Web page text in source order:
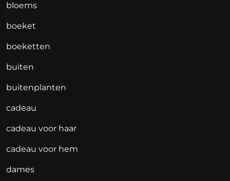
bloems
boeket
boeketten
buiten
buitenplanten
cadeau
cadeau voor haar
cadeau voor hem
dames